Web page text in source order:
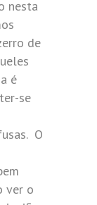
nesta
de
é
se
O
ver o